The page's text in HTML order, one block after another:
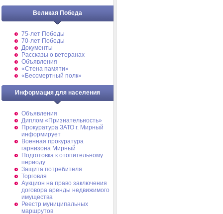
Великая Победа
75-лет Победы
70-лет Победы
Документы
Рассказы о ветеранах
Объявления
«Стена памяти»
«Бессмертный полк»
Информация для населения
Объявления
Диплом «Признательность»
Прокуратура ЗАТО г. Мирный
информирует
Военная прокуратура
гарнизона Мирный
Подготовка к отопительному
периоду
Защита потребителя
Торговля
Аукцион на право заключения
договора аренды недвижимого
имущества
Реестр муниципальных
маршрутов